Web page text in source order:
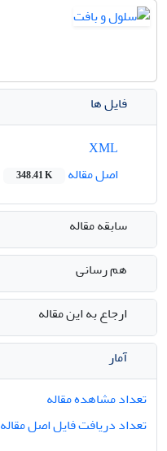
فایل ها
اصل مقاله
348.41 K
سابقه مقاله
هم رسانی
ارجاع به این مقاله
آمار
تعداد مشاهده مقاله
تعداد دریافت فایل اصل مقاله